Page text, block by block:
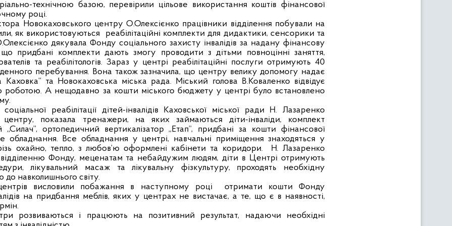
технічною базою, перевірили цільове використання коштів фінансової
році.
Новокаховського центру О.Олексієнко працівники відділення побували на
як використовуються
реабілітаційні комплекти для дидактики, сенсорики та
О.Олексієнко дякувала Фонду соціального захисту інвалідів за надану фінансову
придбані комплекти дають змогу проводити з дітьми повноцінні заняття,
та реабілітологів. Зараз у центрі реабілітаційні послуги отримують 40
денного перебування. Вона також зазначила, що центру велику допомогу надає
та Новокаховська міська рада. Міський голова В.Коваленко відвідує
роботою. А нещодавно за кошти міського бюджету у центрі було встановлено
реабілітації дітей-інвалідів Каховської міської ради Н. Лазаренко
показала тренажери, на яких займаються діти-інваліди, комплект
„Силач”, ортопедичний вертикалізатор „Етап”, придбані за кошти фінансової
Все обладнання у центрі, навчальні приміщення знаходяться у
охайно, тепло, з любов’ю оформлені кабінети та коридори.
Н. Лазаренко
Фонду, меценатам та небайдужим людям, діти в Центрі отримують
лікувальний масаж та лікувальну фізкультуру, проходять необхідну
до навколишнього світу.
висловили побажання в наступному році
отримати кошти Фонду
на придбання меблів, яких у центрах не вистачає, а те, що є в наявності,
розвиваються і працюють на позитивний результат, надаючи необхідні